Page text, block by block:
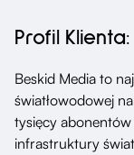
Profil Klienta:
Beskid Media to
światłowodowej
tysięcy abonentów
infrastruktury